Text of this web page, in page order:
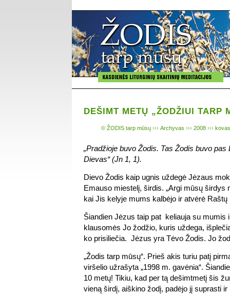
DEŠIMT METŲ „ŽODŽIUI TARP
© ŽODIS tarp mūsų ››› Archyvas ››› 2008 ›››
„Pradžioje buvo Žodis. Tas Žodis buvo pas
Dievas“ (Jn 1, 1).
Dievo Žodis kaip ugnis uždegė Jėzaus
Emauso miestelį, širdis. „Argi mūsų širdys
kai Jis kelyje mums kalbėjo ir atvėrė Raštų
Šiandien Jėzus taip pat keliauja su
klausomės Jo žodžio, kuris uždega,
ko prisiliečia. Jėzus yra Tėvo Žodis. Jo
„Žodis tarp mūsų“. Prieš akis turiu patį
viršelio užrašyta „1998 m. gavėnia“.
10 metų! Tikiu, kad per tą dešimtmetį šis
vieną širdį, aiškino žodį, padėjo jį suprasti